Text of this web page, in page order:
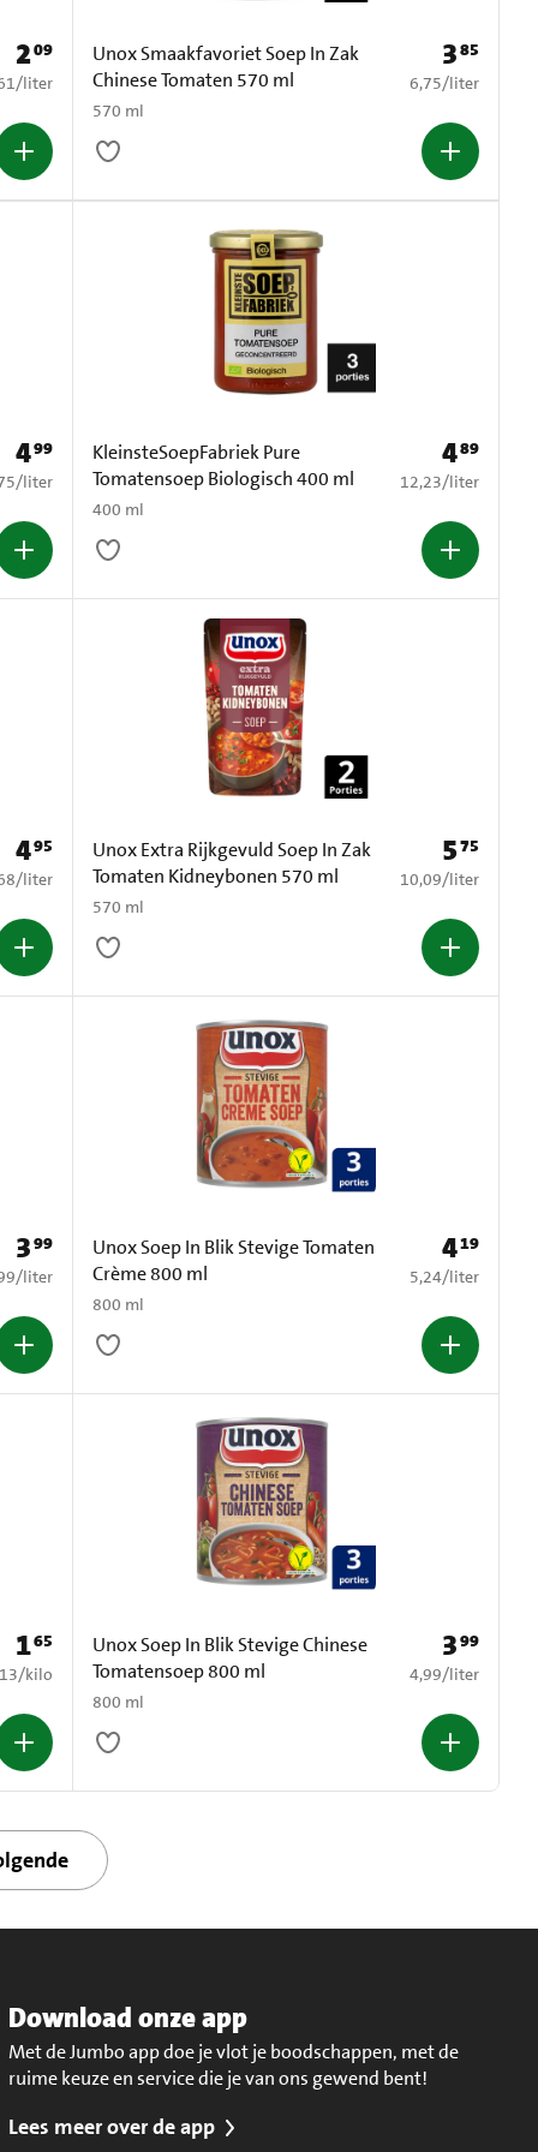
Prijs: € 2,09
209
per liter
/liter
Unox Smaakfavoriet Soep In Zak
Chinese Tomaten 570 ml
570 ml
Prijs: € 3,85
385
€ 6,75 per liter
6,75/liter
Prijs: € 4,99
499
per liter
/liter
KleinsteSoepFabriek Pure
Tomatensoep Biologisch 400 ml
400 ml
Prijs: € 4,89
489
€ 12,23 per liter
12,23/liter
Prijs: € 4,95
495
per liter
/liter
Unox Extra Rijkgevuld Soep In Zak
Tomaten Kidneybonen 570 ml
570 ml
Prijs: € 5,75
575
€ 10,09 per liter
10,09/liter
Prijs: € 3,99
399
per liter
/liter
Unox Soep In Blik Stevige Tomaten
Crème 800 ml
800 ml
Prijs: € 4,19
419
€ 5,24 per liter
5,24/liter
Prijs: € 1,65
165
per kilo
/kilo
Unox Soep In Blik Stevige Chinese
Tomatensoep 800 ml
800 ml
Prijs: € 3,99
399
€ 4,99 per liter
4,99/liter
Download onze app
Met de Jumbo app doe je vlot je boodschappen, met de
ruime keuze en service die je van ons gewend bent!
Lees meer over de app